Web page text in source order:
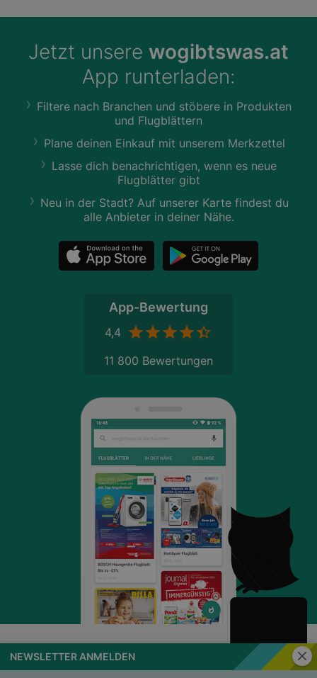
NEWSLETTER ANMELDEN
Jetzt unsere wogibtswas.at
App runterladen:
Filtere nach Branchen und stöbere in Produkten
und Flugblättern
Plane deinen Einkauf mit unserem Merkzettel
Lasse dich benachrichtigen, wenn es neue
Flugblätter gibt
Neu in der Stadt? Auf unserer Karte findest du
alle Anbieter in deiner Nähe.
App-Bewertung
4,4
11 800 Bewertungen
wogibtswas.at Impressum